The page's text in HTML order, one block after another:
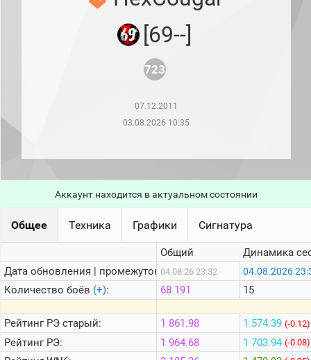
последние
сессии)
Онлайн
Цветовая
Теlegram
[69--]
723
07.12.2011
03.08.2026 10:35
Аккаунт находится в актуальном состоянии
Общее Техника Графики Сигнатура
Дата обновления | промежуток:
Количество боёв (+):
РейтингРЭ старый:
РейтингРЭ:
Общий
04.08.26 23:32
68 191
1 861.98
1 964.68
Динамика
04.08.2026
15
1 574.39 (-0.12)
1 703.94 (-0.08)